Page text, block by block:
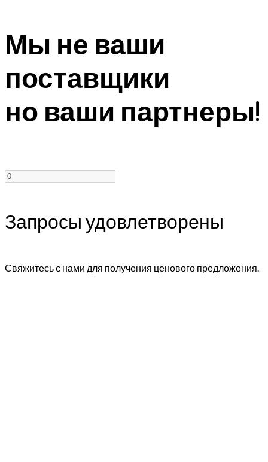
Мы не ваши
поставщики
но ваши партнеры!
Запросы удовлетворены
Свяжитесь с нами для получения ценового предложения.